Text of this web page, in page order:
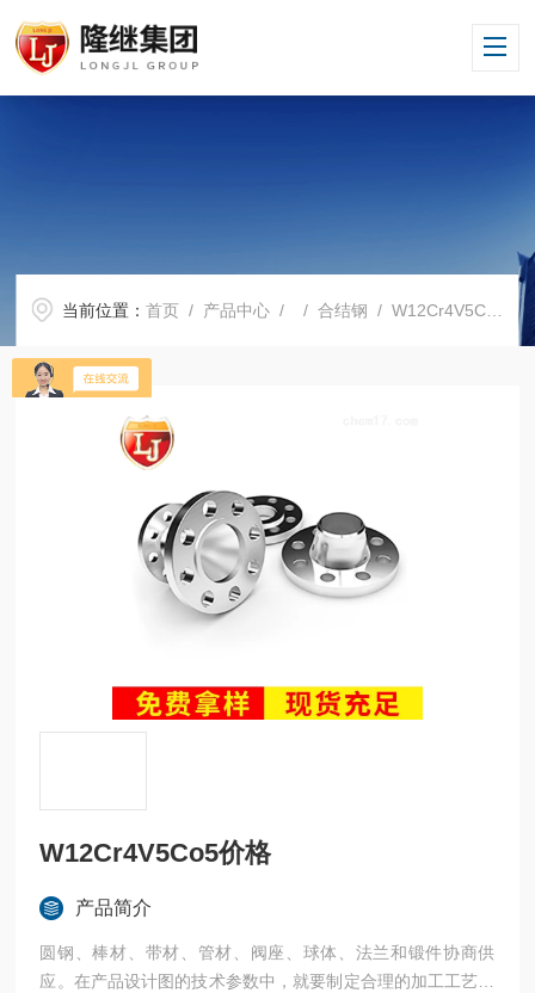
当前位置：首页 / 产品中心 / /合结钢 / W12Cr4V5Co5价格
W12Cr4V5Co5价格
产品简介
圆钢、棒材、带材、管材、阀座、球体、法兰和锻件协商供
应。在产品设计图的技术参数中，就要制定合理的加工工艺、